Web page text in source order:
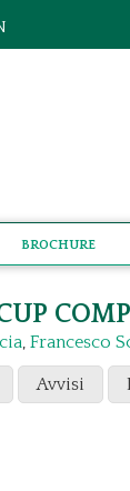
Brochure
, Francesco
Avvisi